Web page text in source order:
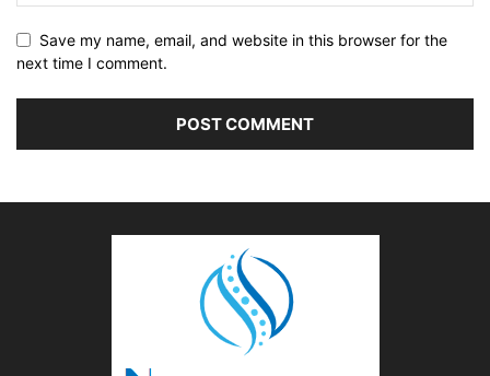
Save my name, email, and website in this browser for the
next time I comment.